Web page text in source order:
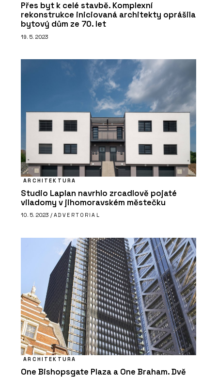
Přes byt k celé stavbě. Komplexní
rekonstrukce iniciovaná architekty oprášila
bytový dům ze 70. let
19. 5. 2023
ARCHITEKTURA
Studio Laplan navrhlo zrcadlově pojaté
viladomy v jihomoravském městečku
10. 5. 2023 / ADVERTORIAL
ARCHITEKTURA
One Bishopsgate Plaza a One Braham. Dvě